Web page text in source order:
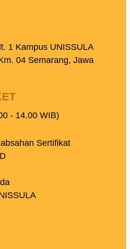
1 Kampus UNISSULA
04 Semarang, Jawa
- 14.00 WIB)
Sertifikat